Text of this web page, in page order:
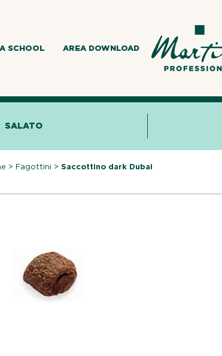
SCHOOL AREA DOWNLOAD
SALATO
>Fagottini >Saccottino dark Dubai